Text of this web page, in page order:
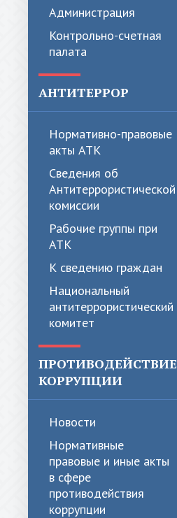
Администрация
Контрольно-счетная
палата
АНТИТЕРРОР
Нормативно-правовые
акты АТК
Сведения об
Антитеррористической
комиссии
Рабочие группы при
АТК
К сведению граждан
Национальный
антитеррористический
комитет
ПРОТИВОДЕЙСТВИЕ
КОРРУПЦИИ
Новости
Нормативные
правовые и иные акты
в сфере
противодействия
коррупции